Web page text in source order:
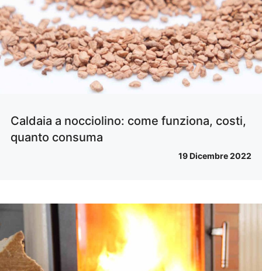
Caldaia a nocciolino: come funziona, costi,
quanto consuma
19 Dicembre 2022